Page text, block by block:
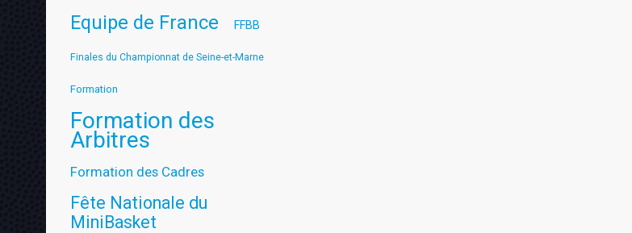
Equipe de France FFBB
Finales du Championnat de Seine-et-Marne
Formation
Formation des
Arbitres
Formation des Cadres
Fête Nationale du
MiniBasket